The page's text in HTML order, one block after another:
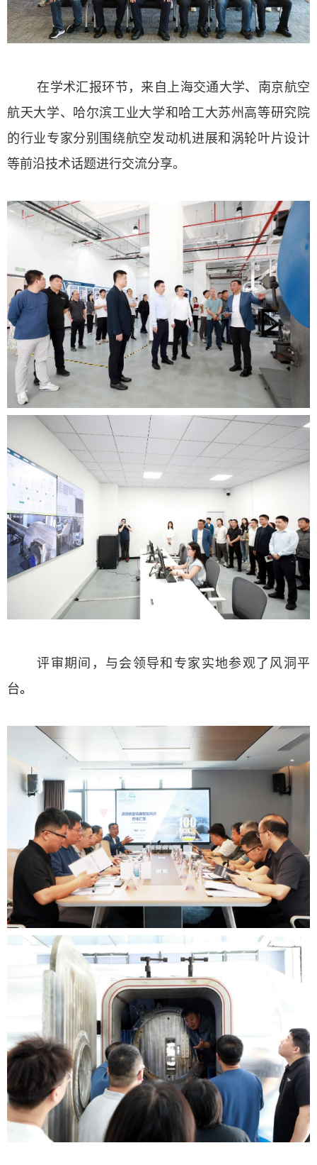
在学术汇报环节，来自上海交通大学、南京航空
航天大学、哈尔滨工业大学和哈工大苏州高等研究院
的行业专家分别围绕航空发动机进展和涡轮叶片设计
等前沿技术话题进行交流分享。
评审期间，与会领导和专家实地参观了风洞平
台。